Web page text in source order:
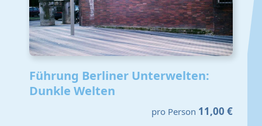
Führung Berliner Unterwelten:
Dunkle Welten
pro Person 11,00 €